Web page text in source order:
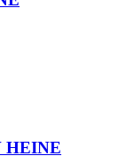
HEINE